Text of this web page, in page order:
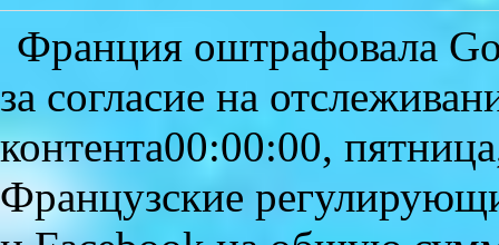
Франция оштрафовала
за согласие на
контента00:00:00,
Французские